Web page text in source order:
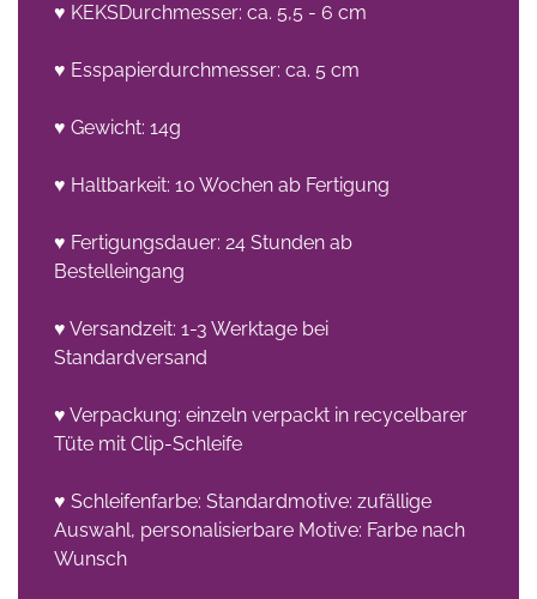
♥ KEKSDurchmesser: ca. 5,5 - 6 cm
♥ Esspapierdurchmesser: ca. 5 cm
♥ Gewicht: 14g
♥ Haltbarkeit: 10 Wochen ab Fertigung
♥ Fertigungsdauer: 24 Stunden ab
Bestelleingang
♥ Versandzeit: 1-3 Werktage bei
Standardversand
♥ Verpackung: einzeln verpackt in recycelbarer
Tüte mit Clip-Schleife
♥ Schleifenfarbe: Standardmotive: zufällige
Auswahl, personalisierbare Motive: Farbe nach
Wunsch